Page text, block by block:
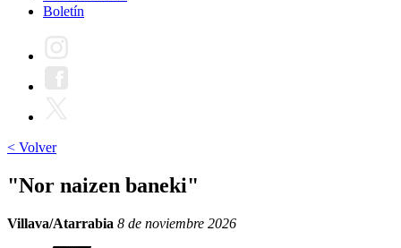
Boletín
< Volver
"Nor naizen baneki"
Villava/Atarrabia 8 de noviembre 2026